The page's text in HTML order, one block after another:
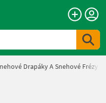
Drapáky A Snehové Frézy